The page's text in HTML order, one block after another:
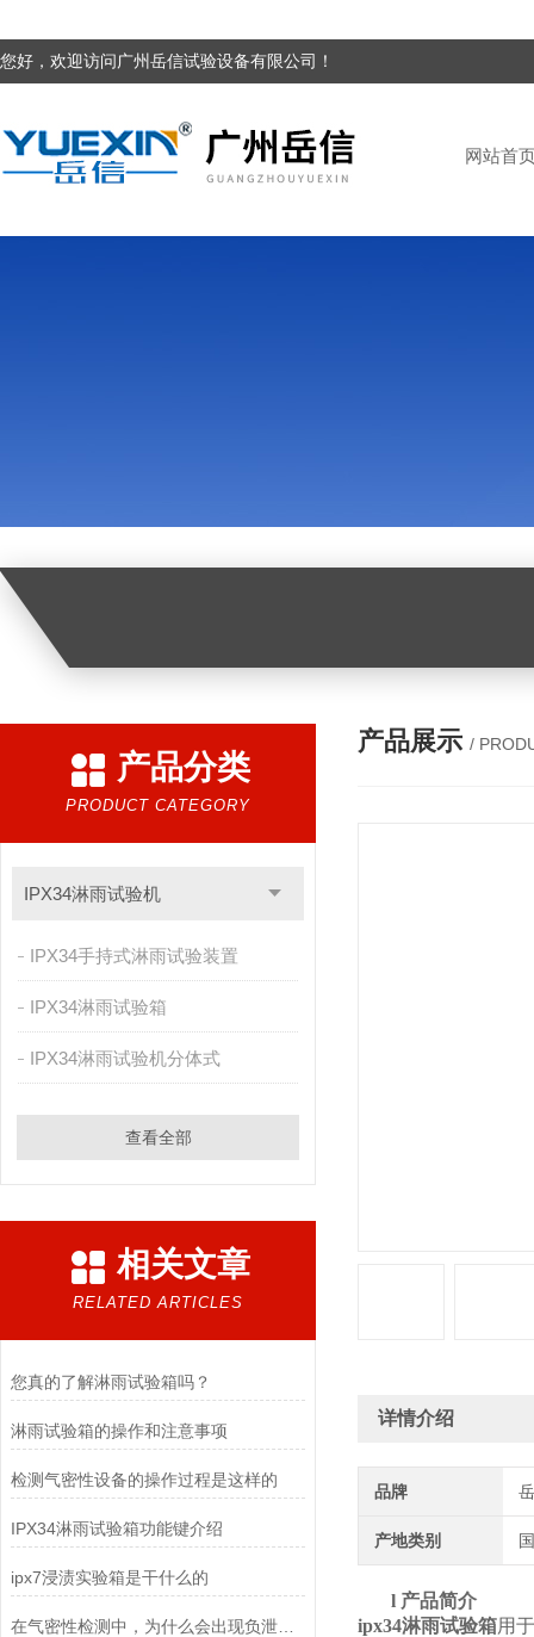
您好，欢迎访问广州岳信试验设备有限公司！
网站首
产品分类
PRODUCT CATEGORY
IPX34淋雨试验机
IPX34手持式淋雨试验装置
IPX34淋雨试验箱
IPX34淋雨试验机分体式
查看全部
相关文章
RELATED ARTICLES
您真的了解淋雨试验箱吗？
淋雨试验箱的操作和注意事项
检测气密性设备的操作过程是这样的
IPX34淋雨试验箱功能键介绍
ipx7浸渍实验箱是干什么的
在气密性检测中，为什么会出现负泄漏值？
产品展示 /
详情介绍
品牌
产地类别
l 产品简介
ipx34淋雨试验箱用